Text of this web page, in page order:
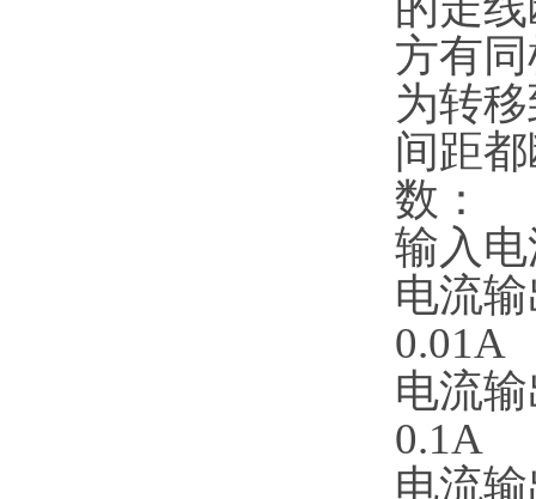
方有
为转
间距
数：
输入
电流
0.01A
电流
0.1A
电流